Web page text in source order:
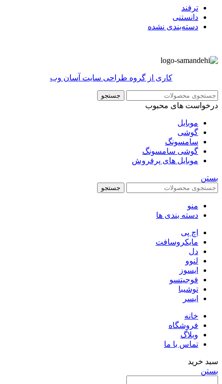
ترفند
دانستنی
دسته‌بندی نشده
کاری از گروه طراحی سایت آسان وب
جستجو
درخواست های محبوب
موبایل
گوشی
سامسونگ
گوشی سامسونگ
موبایل های پرفروش
بستن
جستجو
منو
دسته بندی ها
اچ پی
مایکروسافت
دل
لنوو
ایسوز
فوجیتسو
توشیبا
ایسر
خانه
فروشگاه
وبلاگ
تماس با ما
سبد خرید
بستن